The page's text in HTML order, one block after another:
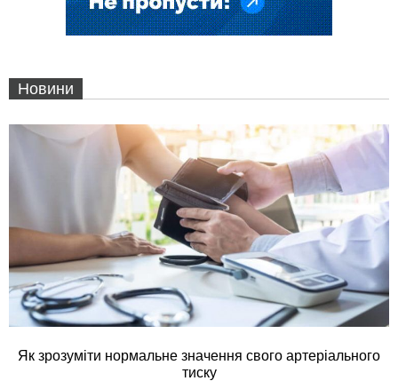
Новини
Як зрозуміти нормальне значення свого артеріального
тиску